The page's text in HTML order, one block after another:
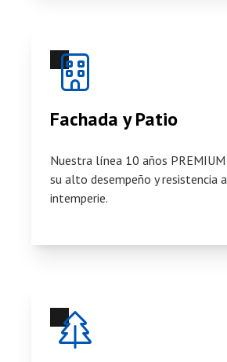
Fachada y Patio
Nuestra línea 10 años PREMIUM
su alto desempeño y resistencia
intemperie.